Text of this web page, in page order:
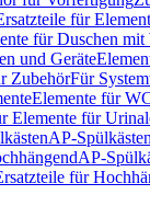
für
für Duschen mit
und Geräte
ZubehörFür
Elemente für
Elemente für
AP-
AP-
für